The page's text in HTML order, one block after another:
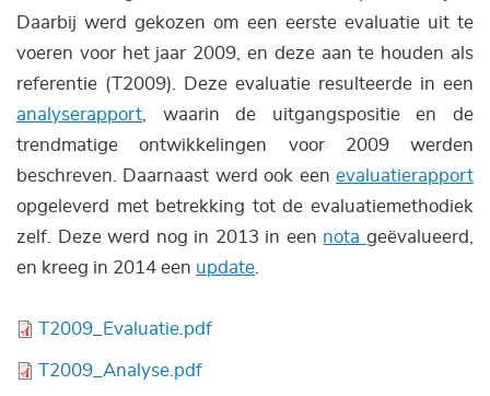
Daarbij werd gekozen om een eerste evaluatie uit te
voeren voor het jaar 2009, en deze aan te houden als
referentie (T2009). Deze evaluatie resulteerde in een
analyserapport , waarin de uitgangspositie en de
trendmatige ontwikkelingen voor 2009 werden
beschreven. Daarnaast werd ook een evaluatierapport
opgeleverd met betrekking tot de evaluatiemethodiek
zelf. Deze werd nog in 2013 in een notageëvalueerd,
en kreeg in 2014 een update
Bestand
T2009_Evaluatie.pdf
Bestand
T2009_Analyse.pdf